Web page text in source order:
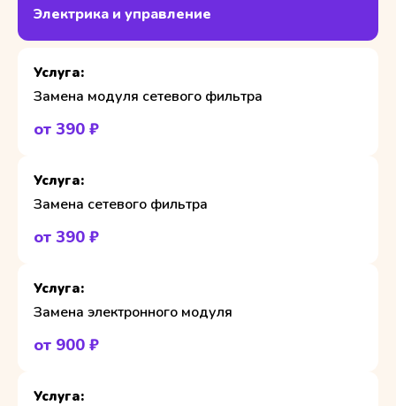
Электрика и управление
Замена модуля сетевого фильтра
от 390 ₽
Замена сетевого фильтра
от 390 ₽
Замена электронного модуля
от 900 ₽